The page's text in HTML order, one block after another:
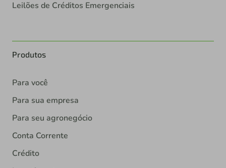
Leilões de Créditos Emergenciais
Produtos
Para você
Para sua empresa
Para seu agronegócio
Conta Corrente
Crédito